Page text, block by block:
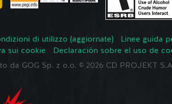
di utilizzo (aggiornate) Linee guida
sui cookie
Declaración sobre el uso de
da GOG Sp. z o.o. © 2026 CD PROJEKT